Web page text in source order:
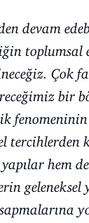
devam
toplumsal
Çok
bir
tercihlerden
hem
geleneksel